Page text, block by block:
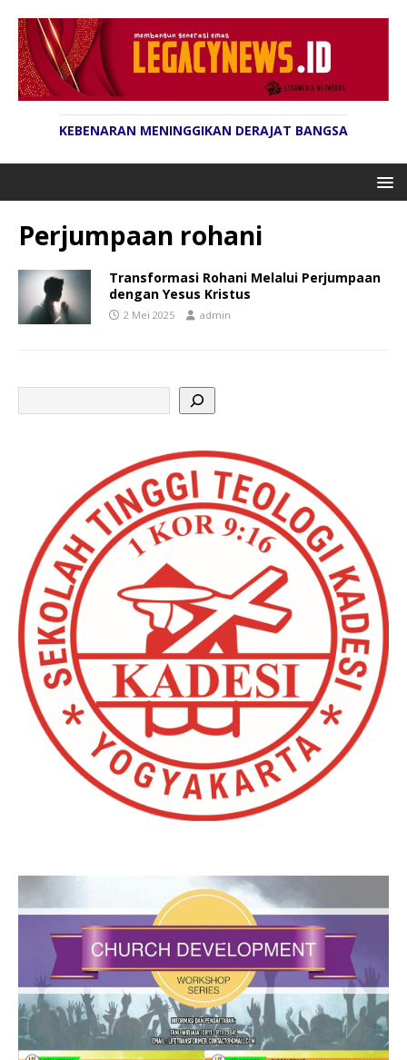
KEBENARAN MENINGGIKAN DERAJAT BANGSA
Perjumpaan rohani
Transformasi Rohani Melalui Perjumpaan
dengan Yesus Kristus
2 Mei 2025 admin